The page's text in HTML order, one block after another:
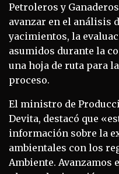
Petroleros y
avanzar en el análisis
yacimientos, la
asumidos durante la
una hoja de ruta para
proceso.
El ministro de
Devita, destacó que
información sobre la
ambientales con los
Ambiente.